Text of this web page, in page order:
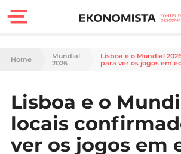
Finanças
Carreira
Casa
Home
Mundial
2026
Lisboa e o Mundial
para ver os jogos em
Lisboa e o
locais
ver os jogos em